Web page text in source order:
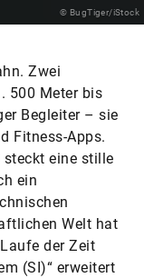
© BugTiger/iStock
Zwei
500 Meter bis
Begleiter – sie
Fitness-Apps.
eine stille
ein
Welt hat
der Zeit
(SI)“ erweitert